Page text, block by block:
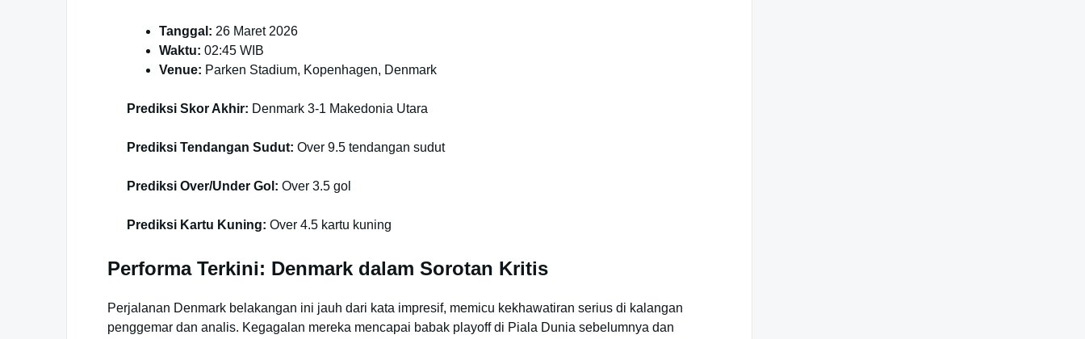
Tanggal: 26 Maret 2026
Waktu: 02:45 WIB
Venue: Parken Stadium, Kopenhagen, Denmark
Prediksi Skor Akhir: Denmark 3-1 Makedonia Utara
Prediksi Tendangan Sudut: Over 9.5 tendangan sudut
Prediksi Over/Under Gol: Over 3.5 gol
Prediksi Kartu Kuning: Over 4.5 kartu kuning
Performa Terkini: Denmark dalam Sorotan Kritis
Perjalanan Denmark belakangan ini jauh dari kata impresif, memicu kekhawatiran serius di kalangan
penggemar dan analis. Kegagalan mereka mencapai babak playoff di Piala Dunia sebelumnya dan